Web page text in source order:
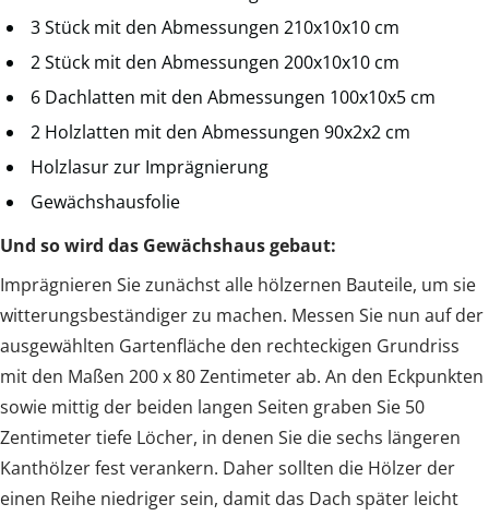
3 Stück mit den Abmessungen 210x10x10 cm
2 Stück mit den Abmessungen 200x10x10 cm
6 Dachlatten mit den Abmessungen 100x10x5 cm
2 Holzlatten mit den Abmessungen 90x2x2 cm
Holzlasur zur Imprägnierung
Gewächshausfolie
Und so wird das Gewächshaus gebaut:
Imprägnieren Sie zunächst alle hölzernen Bauteile, um sie
witterungsbeständiger zu machen. Messen Sie nun auf der
ausgewählten Gartenfläche den rechteckigen Grundriss
mit den Maßen 200 x 80 Zentimeter ab. An den Eckpunkten
sowie mittig der beiden langen Seiten graben Sie 50
Zentimeter tiefe Löcher, in denen Sie die sechs längeren
Kanthölzer fest verankern. Daher sollten die Hölzer der
einen Reihe niedriger sein, damit das Dach später leicht